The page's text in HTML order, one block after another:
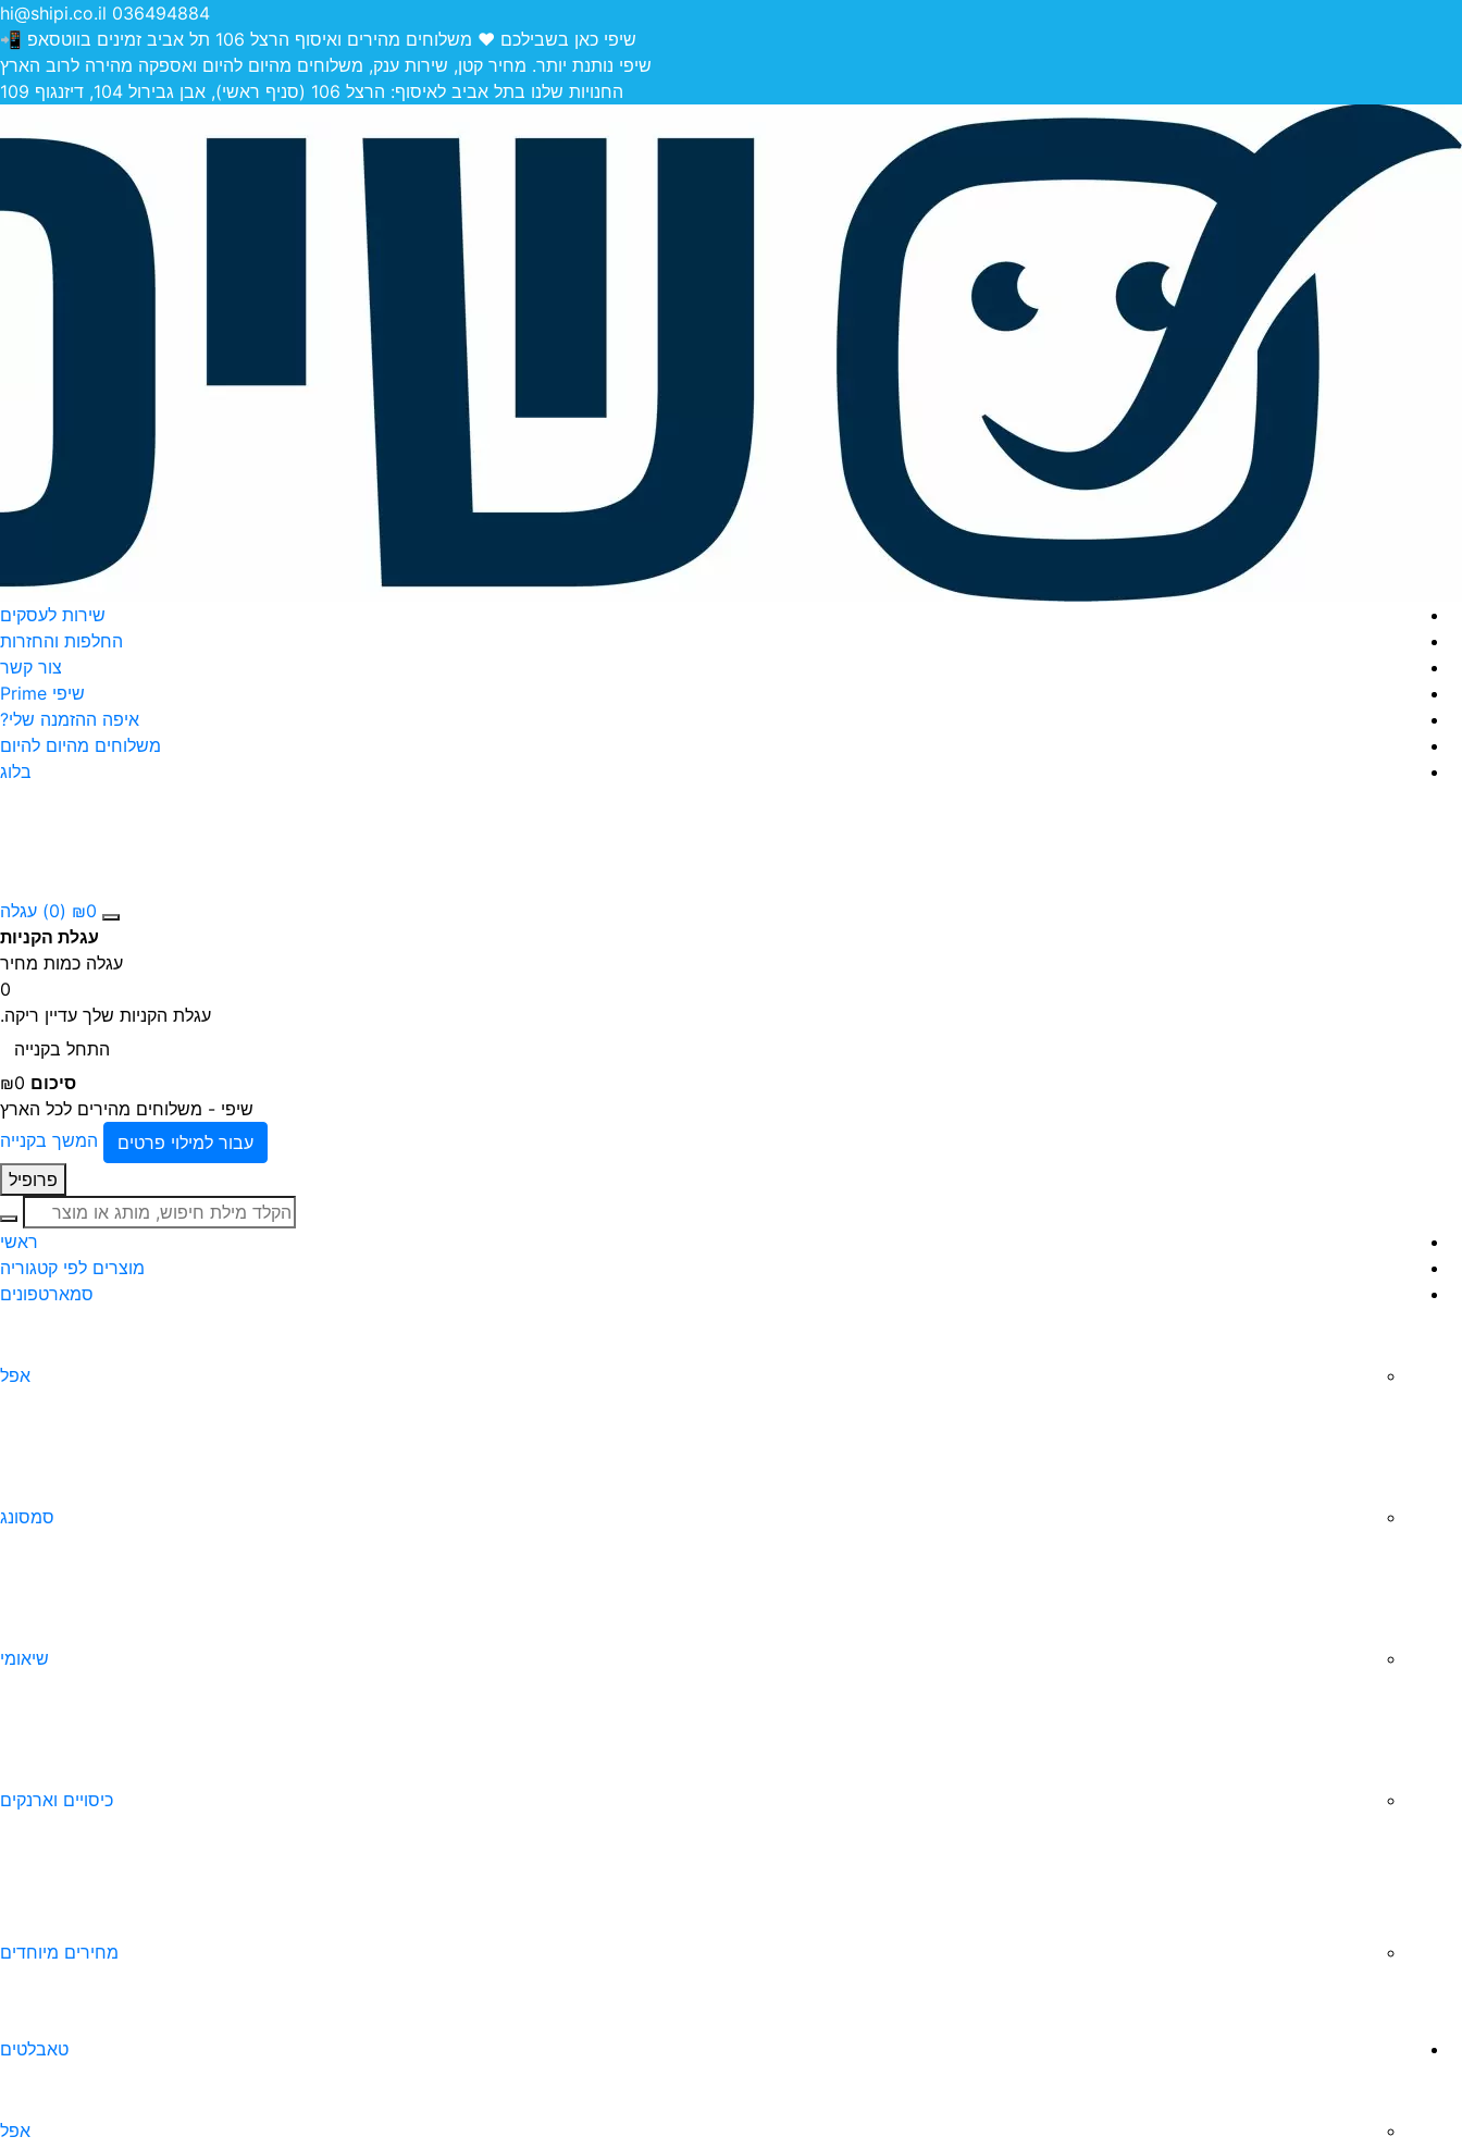
036494884
hi@shipi.co.il
שיפי כאן בשבילכם ❤️ משלוחים מהירים ואיסוף הרצל 106 תל אביב זמינים בווטסאפ 📲
שיפי נותנת יותר. מחיר קטן, שירות ענק, משלוחים מהיום להיום ואספקה מהירה לרוב הארץ
החנויות שלנו בתל אביב לאיסוף: הרצל 106 (סניף ראשי), אבן גבירול 104, דיזנגוף 109
שירות לעסקים
החלפות והחזרות
צור קשר
שיפי Prime
איפה ההזמנה שלי?
משלוחים מהיום להיום
בלוג
₪0
(0)
עגלה
עגלת הקניות
עגלה כמות מחיר
0
עגלת הקניות שלך עדיין ריקה.
התחל בקנייה
סיכום ₪0
שיפי - משלוחים מהירים לכל הארץ
עבור למילוי פרטים
המשך בקנייה
פרופיל
חיפוש
ראשי
מוצרים לפי קטגוריה
סמארטפונים
אפל
סמסונג
שיאומי
כיסויים וארנקים
מחירים מיוחדים
טאבלטים
אפל